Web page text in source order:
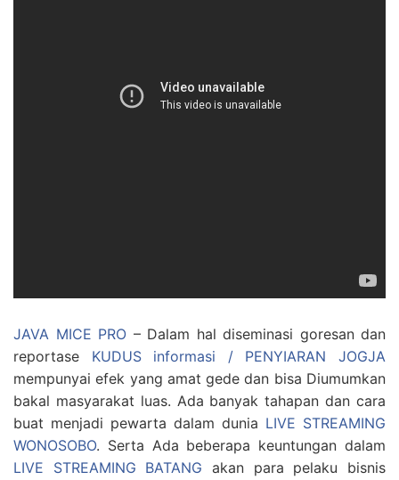
JAVA MICE PRO – Dalam hal diseminasi goresan dan
reportase KUDUS informasi / PENYIARAN JOGJA
mempunyai efek yang amat gede dan bisa Diumumkan
bakal masyarakat luas. Ada banyak tahapan dan cara
buat menjadi pewarta dalam dunia LIVE STREAMING
WONOSOBO. Serta Ada beberapa keuntungan dalam
LIVE STREAMING BATANG akan para pelaku bisnis